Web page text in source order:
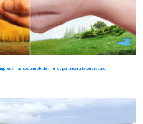
más sostenible del mundo por tercer año consecutivo